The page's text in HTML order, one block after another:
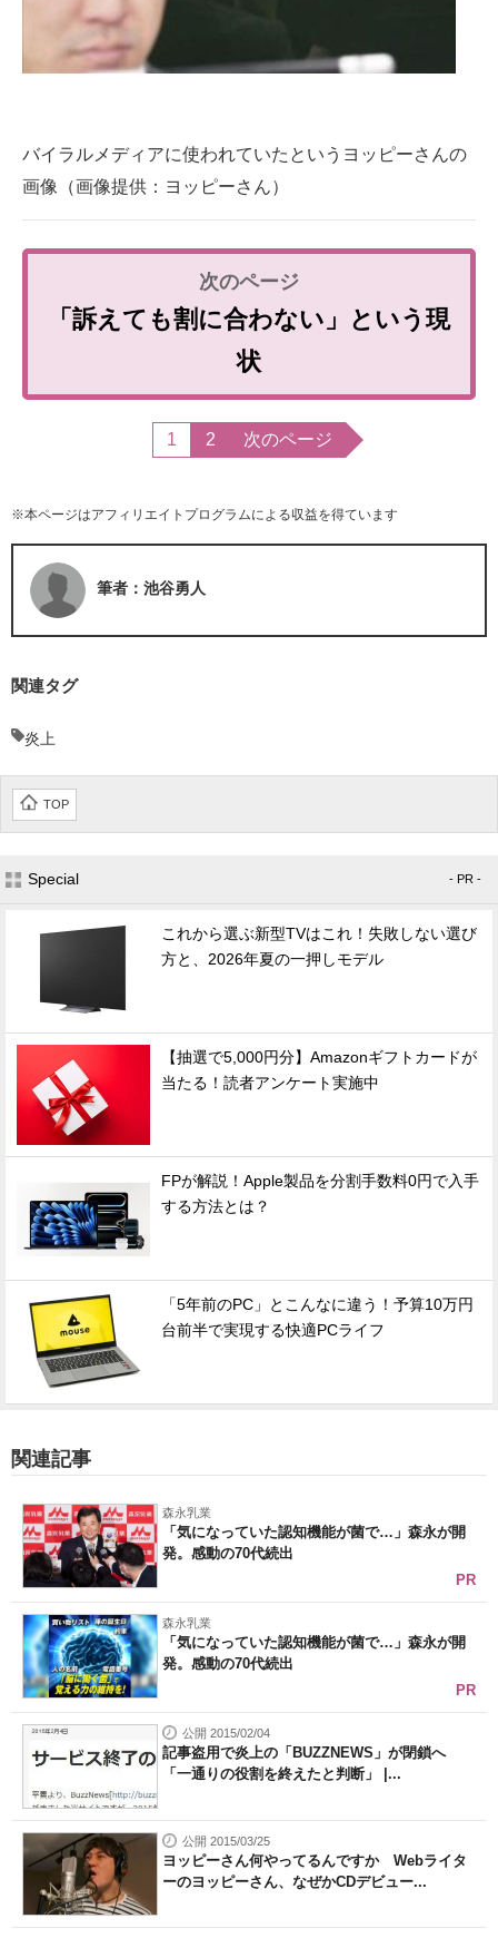
バイラルメディアに使われていたというヨッピーさんの
画像（画像提供：ヨッピーさん）
「訴えても割に合わない」という現
状
1 2 次のページ
※本ページはアフィリエイトプログラムによる収益を得ています
筆者：池谷勇人
関連タグ
炎上
TOP
Special - PR -
これから選ぶ新型TVはこれ！失敗しない選び
方と、2026年夏の一押しモデル
【抽選で5,000円分】Amazonギフトカードが
当たる！読者アンケート実施中
FPが解説！Apple製品を分割手数料0円で入手
する方法とは？
「5年前のPC」とこんなに違う！予算10万円
台前半で実現する快適PCライフ
関連記事
森永乳業
「気になっていた認知機能が菌で…」森永が開
発。感動の70代続出
PR
森永乳業
「気になっていた認知機能が菌で…」森永が開
発。感動の70代続出
PR
公開 2015/02/04
記事盗用で炎上の「BUZZNEWS」が閉鎖へ
「一通りの役割を終えたと判断」 |...
公開 2015/03/25
ヨッピーさん何やってるんですか Webライタ
ーのヨッピーさん、なぜかCDデビュー...